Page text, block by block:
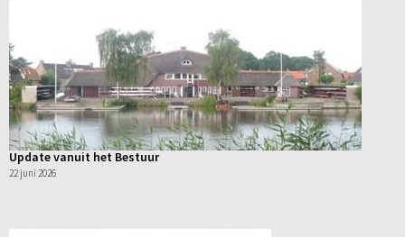
Update vanuit het Bestuur
22 juni 2026